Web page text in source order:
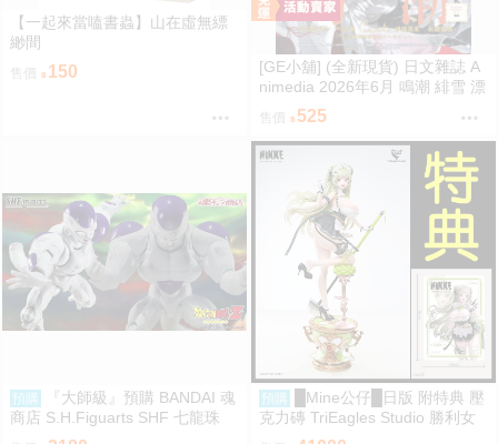
【一起來當嗑書蟲】山在虛無縹
緲間
150
[GE小舖] (全新現貨) 日文雜誌 A
nimedia 2026年6月 鳴潮 緋雪 漂
泊者 魔法姊妹露露特莉莉
525
預購
『大師級』預購 BANDAI 魂
商店 S.H.Figuarts SHF 七龍珠
力量全開 弗利沙 戰損版
預購
█Mine公仔█日版 附特典 壓
克力磚 TriEagles Studio 勝利女
神 妮姬 NIKKE 索達 1/4 雕像